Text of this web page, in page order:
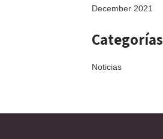
December 2021
Categorías
Noticias